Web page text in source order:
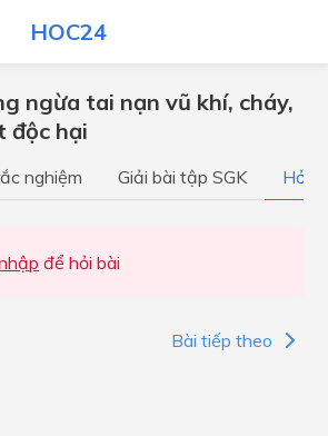
HOC24
ngừa tai nạn vũ khí, cháy,
độc hại
nghiệm Giải bài tập SGK Hỏi
để hỏi bài
Bài tiếp theo